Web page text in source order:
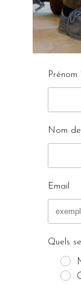
Prénom
Nom
Email
Quels